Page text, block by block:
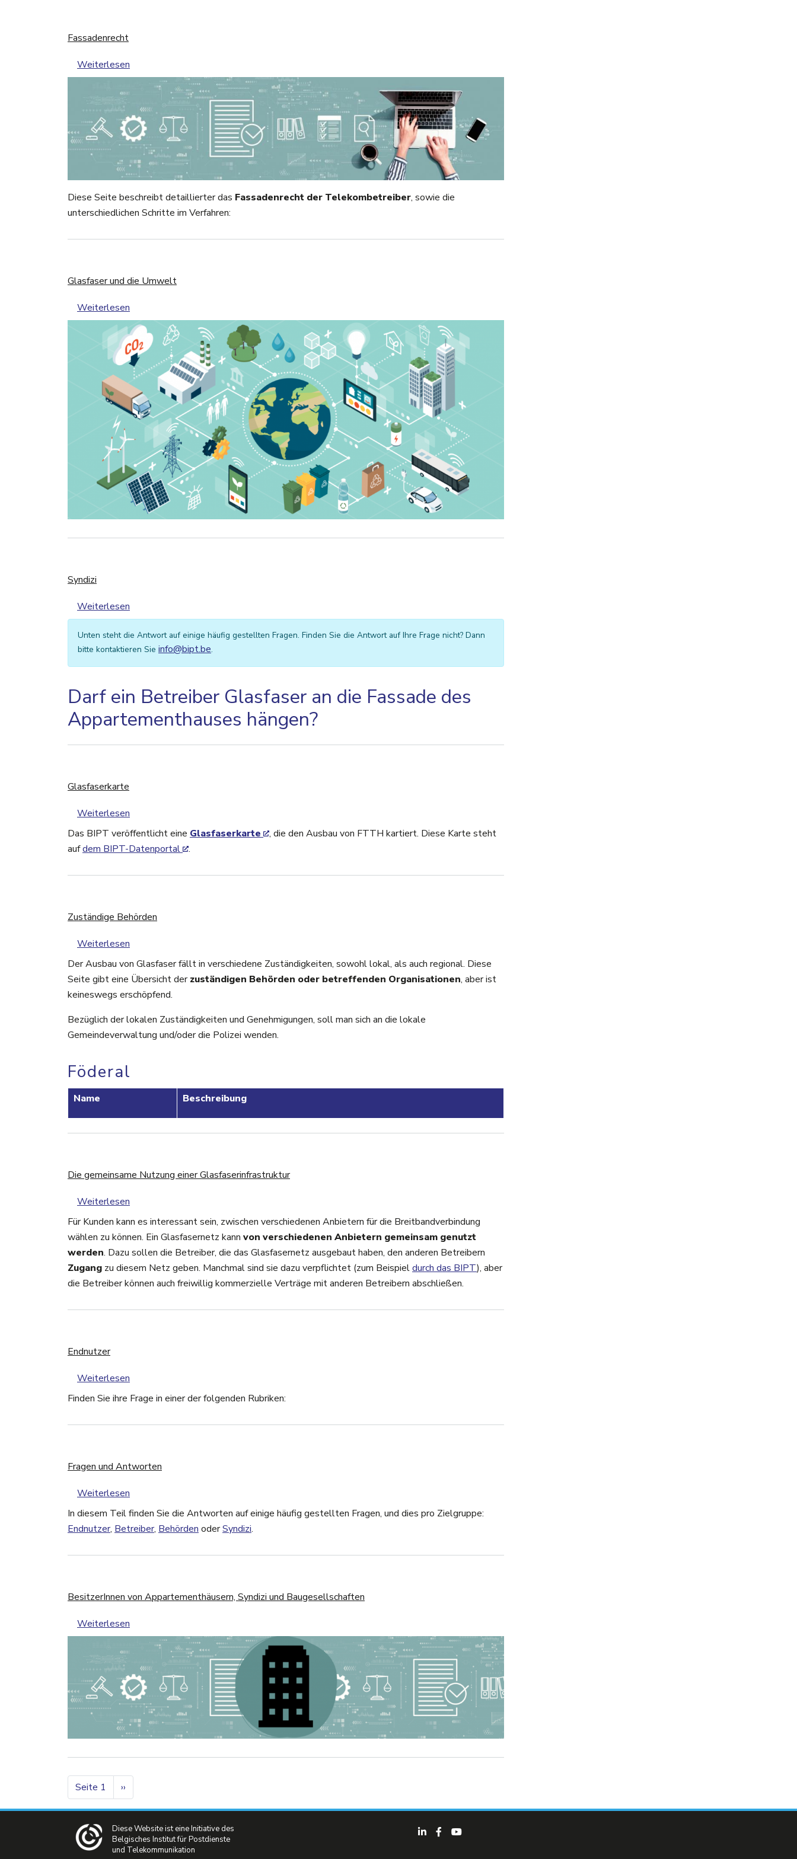
Fassadenrecht
Weiterlesen
Diese Seite beschreibt detaillierter das Fassadenrecht der Telekombetreiber, sowie die
unterschiedlichen Schritte im Verfahren:
Glasfaser und die Umwelt
Weiterlesen
Syndizi
Weiterlesen
Unten steht die Antwort auf einige häufig gestellten Fragen. Finden Sie die Antwort auf Ihre Frage nicht? Dann
bitte kontaktieren Sie info@bipt.be.
Darf ein Betreiber Glasfaser an die Fassade des
Appartementhauses hängen?
Glasfaserkarte
Weiterlesen
Das BIPT veröffentlicht eine Glasfaserkarte
, die den Ausbau von FTTH kartiert. Diese Karte steht
aufdem BIPT-Datenportal .
Zuständige Behörden
Weiterlesen
Der Ausbau von Glasfaser fällt in verschiedene Zuständigkeiten, sowohl lokal, als auch regional. Diese
Seite gibt eine Übersicht derzuständigen Behörden oder betreffenden Organisationen, aber ist
keineswegs erschöpfend.
Bezüglich der lokalen Zuständigkeiten und Genehmigungen, soll man sich an die lokale
Gemeindeverwaltung und/oder die Polizei wenden.
Föderal
Name Beschreibung
Die gemeinsame Nutzung einer Glasfaserinfrastruktur
Weiterlesen
Für Kunden kann es interessant sein, zwischen verschiedenen Anbietern für die Breitbandverbindung
wählen zu können. Ein Glasfasernetz kann von verschiedenen Anbietern gemeinsam genutzt
werden. Dazu sollen die Betreiber, die das Glasfasernetz ausgebaut haben, den anderen Betreibern
Zugang zu diesem Netz geben. Manchmal sind sie dazu verpflichtet (zum Beispieldurch das BIPT), aber
die Betreiber können auch freiwillig kommerzielle Verträge mit anderen Betreibern abschließen.
Endnutzer
Weiterlesen
Finden Sie ihre Frage in einer der folgenden Rubriken:
Fragen und Antworten
Weiterlesen
In diesem Teil finden Sie die Antworten auf einige häufig gestellten Fragen, und dies pro Zielgruppe:
Endnutzer, Betreiber, Behörden oderSyndizi.
BesitzerInnen von Appartementhäusern, Syndizi und Baugesellschaften
Weiterlesen
Seitennummerierung
Seite 1 Nächste Seite
››
Diese Website ist eine Initiative des
Belgisches Institut für Postdienste
und Telekommunikation